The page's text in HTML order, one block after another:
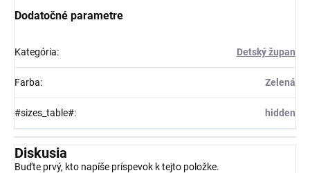
Dodatočné parametre
Kategória: Detský župan
Farba: Zelená
#sizes_table#: hidden
Diskusia
Buďte prvý, kto napíše príspevok k tejto položke.